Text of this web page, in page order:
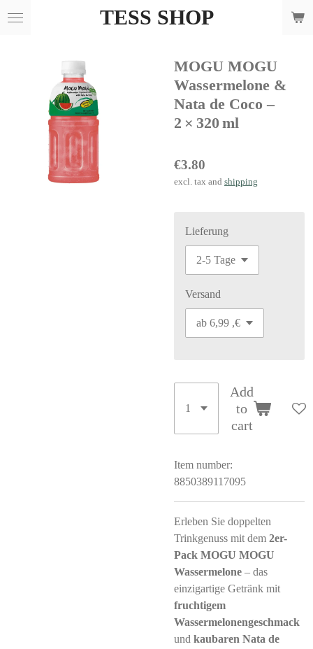
Skip
TESS SHOP
MOGU MOGU
Wassermelone &
Nata de Coco –
2 × 320 ml
€3.80
excl. tax and shipping
Lieferung
Versand
Add
to
cart
Item number:
8850389117095
Erleben Sie doppelten
Trinkgenuss mit dem 2er-
Pack MOGU MOGU
Wassermelone – das
einzigartige Getränk mit
fruchtigem
Wassermelonengeschmack
und kaubaren Nata de